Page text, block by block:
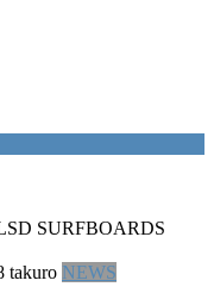
SURFBOARDS
takuro NEWS